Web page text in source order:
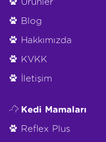
Ürünler
Blog
Hakkımızda
KVKK
İletişim
Kedi Mamaları
Reflex Plus